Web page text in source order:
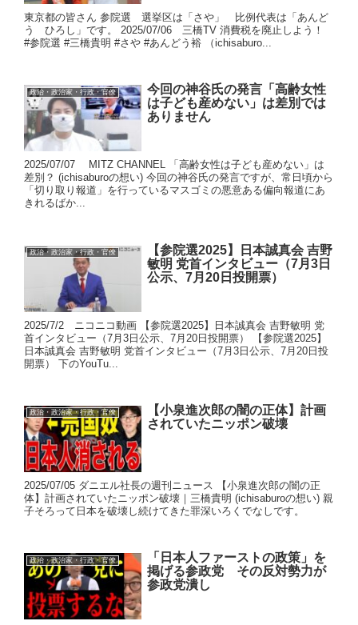
東京都の皆さん 参院選 選挙区は「さや」 比例代表は「あんど
う ひろし」です。 2025/07/06 三橋TV 消費税を廃止しよう！
#参院選 #三橋貴明 #さや #あんどう裕 （ichisaburo...
政治・政治家・行政・官僚
今回の神谷氏の発言「高齢女性
は子ども産めない」は差別では
ありません
2025/07/07 MITZ CHANNEL 「高齢女性は子ども産めない」は
差別？ (ichisaburoの想い) 今回の神谷氏の発言ですが、常日頃から
「切り取り報道」を行っているマスゴミの悪意ある偏向報道にあ
きれるばか...
政治・政治家・行政・官僚
【参院選2025】日本誠真会 吉野
敏明 党首インタビュー（7月3日
公示、7月20日投開票）
2025/7/2 ニコニコ動画 【参院選2025】日本誠真会 吉野敏明 党
首インタビュー（7月3日公示、7月20日投開票） 【参院選2025】
日本誠真会 吉野敏明 党首インタビュー（7月3日公示、7月20日投
開票） 下のYouTu...
政治・政治家・行政・官僚
【小泉進次郎の闇の正体】計画
されていたニッポン破壊
2025/07/05 ダニエル社長の週刊ニュース 【小泉進次郎の闇の正
体】計画されていたニッポン破壊｜三橋貴明 (ichisaburoの想い) 親
子そろって日本を破壊し続けてきた罪深いろくでなしです。
政治・政治家・行政・官僚
「日本人ファーストの政策」を
掲げる参政党 その反対勢力が
参政党潰し